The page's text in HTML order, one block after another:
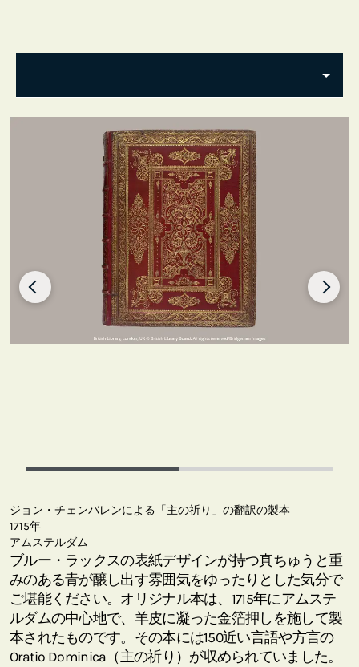
ジョン・チェンバレンによる「主の祈り」の翻訳の製本
1715年
アムステルダム
ブルー・ラックスの表紙デザインが持つ真ちゅうと重
みのある青が醸し出す雰囲気をゆったりとした気分で
ご堪能ください。オリジナル本は、1715年にアムステ
ルダムの中心地で、羊皮に凝った金箔押しを施して製
本されたものです。その本には150近い言語や方言の
Oratio Dominica（主の祈り）が収められていました。